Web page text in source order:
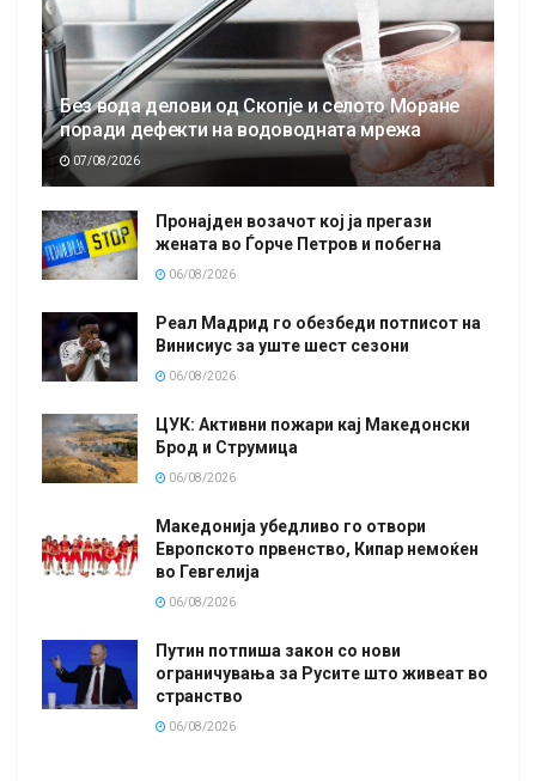
Без вода делови од Скопје и селото Моране
поради дефекти на водоводната мрежа
07/08/2026
Пронајден возачот кој ја прегази
жената во Ѓорче Петров и побегна
06/08/2026
Реал Мадрид го обезбеди потписот на
Винисиус за уште шест сезони
06/08/2026
ЦУК: Активни пожари кај Македонски
Брод и Струмица
06/08/2026
Македонија убедливо го отвори
Европското првенство, Кипар немоќен
во Гевгелија
06/08/2026
Путин потпиша закон со нови
ограничувања за Русите што живеат во
странство
06/08/2026